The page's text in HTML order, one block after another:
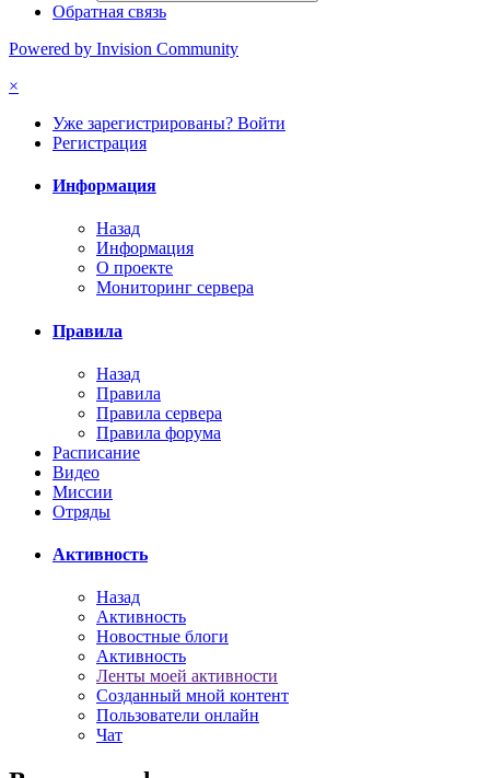
Обратная связь
Powered by Invision Community
×
Уже зарегистрированы? Войти
Регистрация
Информация
Назад
Информация
О проекте
Мониторинг сервера
Правила
Назад
Правила
Правила сервера
Правила форума
Расписание
Видео
Миссии
Отряды
Активность
Назад
Активность
Новостные блоги
Активность
Ленты моей активности
Созданный мной контент
Пользователи онлайн
Чат